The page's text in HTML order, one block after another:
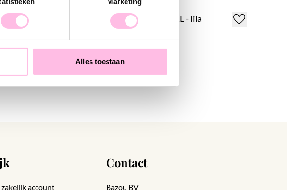
Alles toestaan
XXL - roze Kralen ketting XXL - lila
account
Contact
Bazou BV